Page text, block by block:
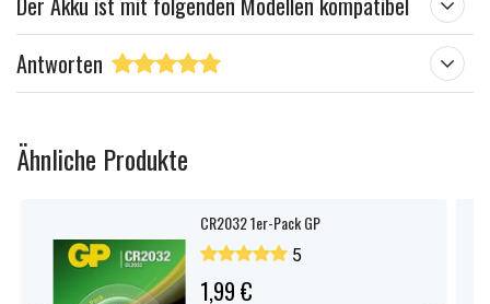
Antworten
Ähnliche Produkte
CR2032 1er-Pack GP
5
1,99 €